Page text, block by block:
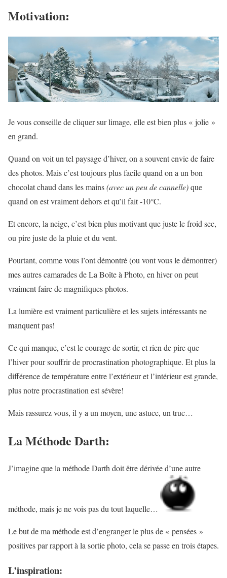
Motivation:
Je vous conseille de cliquer sur limage, elle est bien plus « jolie »
en grand.
Quand on voit un tel paysage d’hiver, on a souvent envie de faire
des photos. Mais c’est toujours plus facile quand on a un bon
chocolat chaud dans les mains(avec un peu de cannelle)que
quand on est vraiment dehors et qu’il fait -10°C.
Et encore, la neige, c’est bien plus motivant que juste le froid sec,
ou pire juste de la pluie et du vent.
Pourtant, comme vous l’ont démontré (ou vont vous le démontrer)
mes autres camarades de La Boîte à Photo, en hiver on peut
vraiment faire de magnifiques photos.
La lumière est vraiment particulière et les sujets intéressants ne
manquent pas!
Ce qui manque, c’est le courage de sortir, et rien de pire que
l’hiver pour souffrir de procrastination photographique. Et plus la
différence de température entre l’extérieur et l’intérieur est grande,
plus notre procrastination est sévère!
Mais rassurez vous, il y a un moyen, une astuce, un truc…
La Méthode Darth:
J’imagine que la méthode Darth doit être dérivée d’une autre
méthode, mais je ne vois pas du tout laquelle…
Le but de ma méthode est d’engranger le plus de « pensées »
positives par rapport à la sortie photo, cela se passe en trois étapes.
L’inspiration: